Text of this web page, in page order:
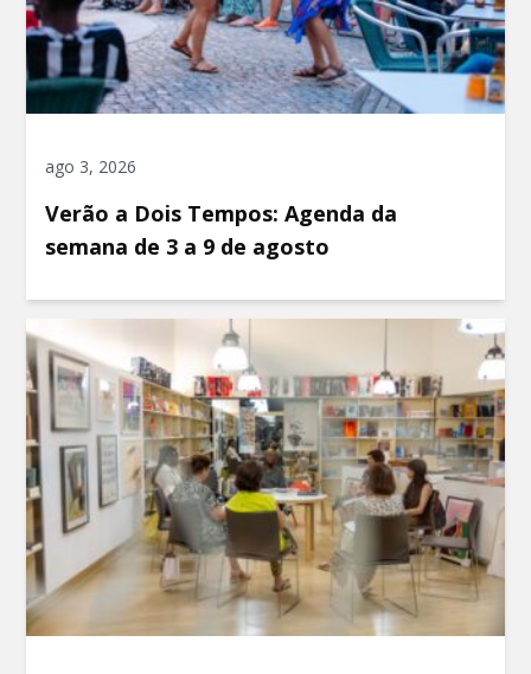
ago 3, 2026
Verão a Dois Tempos: Agenda da
semana de 3 a 9 de agosto